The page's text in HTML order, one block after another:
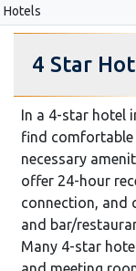
Hotels
4 Star
In a 4-star hotel
find comfortable
necessary
offer 24-hour
connection, and
and bar/
Many 4-star